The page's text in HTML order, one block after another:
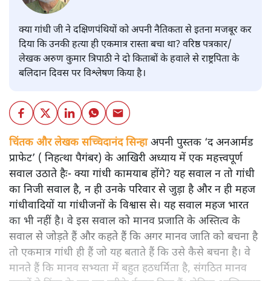
क्या गांधी जी ने दक्षिणपंथियों को अपनी नैतिकता से इतना मजबूर कर
दिया कि उनकी हत्या ही एकमात्र रास्ता बचा था? वरिष्ठ पत्रकार/
लेखक अरुण कुमार त्रिपाठी ने दो किताबों के हवाले से राष्ट्रपिता के
बलिदान दिवस पर विश्लेषण किया है।
चिंतक और लेखक सच्चिदानंद सिन्हाअपनी पुस्तक ‘द अनआर्मड
प्राफेट’ ( निहत्था पैगंबर) के आखिरी अध्याय में एक महत्त्वपूर्ण
सवाल उठाते हैः- क्या गांधी कामयाब होंगे? यह सवाल न तो गांधी
का निजी सवाल है, न ही उनके परिवार से जुड़ा है और न ही महज
गांधीवादियों या गांधीजनों के विश्वास से। यह सवाल महज भारत
का भी नहीं है। वे इस सवाल को मानव प्रजाति के अस्तित्व के
सवाल से जोड़ते हैं और कहते हैं कि अगर मानव जाति को बचना है
तो एकमात्र गांधी ही हैं जो यह बताते हैं कि उसे कैसे बचना है। वे
मानते हैं कि मानव सभ्यता में बहुत हठधर्मिता है, संगठित मानव